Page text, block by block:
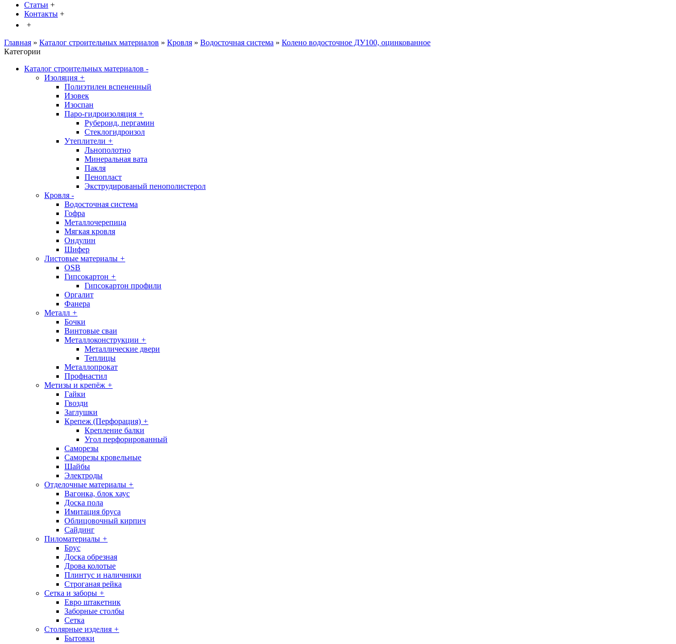
Статьи +
Контакты +
+
Главная » Каталог строительных материалов » Кровля » Водосточная система » Колено водосточное ДУ100, оцинкованное
Категории
Каталог строительных материалов -
Изоляция +
Полиэтилен вспененный
Изовек
Изоспан
Паро-гидроизоляция +
Рубероид, пергамин
Стеклогидроизол
Утеплители +
Льнополотно
Минеральная вата
Пакля
Пенопласт
Экструдированый пенополистерол
Кровля -
Водосточная система
Гофра
Металлочерепица
Мягкая кровля
Ондулин
Шифер
Листовые материалы +
OSB
Гипсокартон +
Гипсокартон профили
Оргалит
Фанера
Металл +
Бочки
Винтовые сваи
Металлоконструкции +
Металлические двери
Теплицы
Металлопрокат
Профнастил
Метизы и крепёж +
Гайки
Гвозди
Заглушки
Крепеж (Перфорация) +
Крепление балки
Угол перфорированный
Саморезы
Саморезы кровельные
Шайбы
Электроды
Отделочные материалы +
Вагонка, блок хаус
Доска пола
Имитация бруса
Облицовочный кирпич
Сайдинг
Пиломатериалы +
Брус
Доска обрезная
Дрова колотые
Плинтус и наличники
Строганая рейка
Сетка и заборы +
Евро штакетник
Заборные столбы
Сетка
Столярные изделия +
Бытовки